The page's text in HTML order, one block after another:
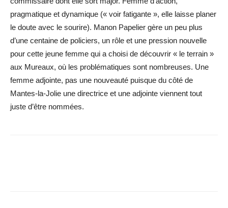
pragmatique et dynamique (« voir fatigante », elle laisse planer
le doute avec le sourire). Manon Papelier gère un peu plus
d’une centaine de policiers, un rôle et une pression nouvelle
pour cette jeune femme qui a choisi de découvrir « le terrain »
aux Mureaux, où les problématiques sont nombreuses. Une
femme adjointe, pas une nouveauté puisque du côté de
Mantes-la-Jolie une directrice et une adjointe viennent tout
juste d’être nommées.